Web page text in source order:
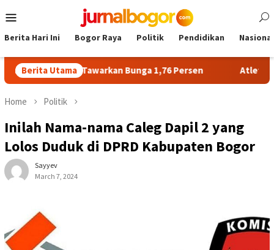
to
Menu
Berita Hari Ini Bogor Raya Politik Pendidikan Nasional
Berita Utama
Merdeka Tawarkan Bunga 1,76 Persen Atlet NPCI
Home Politik
Inilah Nama-nama Caleg Dapil 2 yang
Lolos Duduk di DPRD Kabupaten Bogor
Sayyev
March 7, 2024